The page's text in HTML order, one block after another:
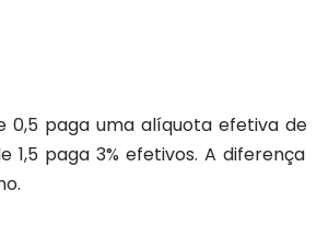
0,5 paga uma alíquota efetiva de
1,5 paga 3% efetivos. A diferença